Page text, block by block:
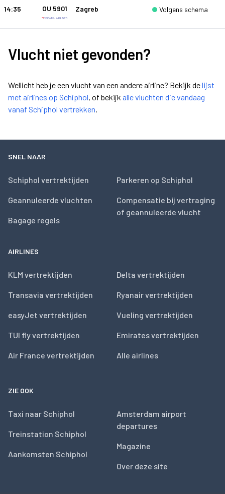
14:35 OU 5901 Zagreb Volgens schema
Vlucht niet gevonden?
Wellicht heb je een vlucht van een andere airline? Bekijk delijst
met airlines op Schiphol, of bekijk alle vluchten die vandaag
vanaf Schiphol vertrekken.
SNEL NAAR
Schiphol vertrektijden
Geannuleerde vluchten
Bagage regels
Parkeren op Schiphol
Compensatie bij vertraging
of geannuleerde vlucht
AIRLINES
KLM vertrektijden
Transavia vertrektijden
easyJet vertrektijden
TUI fly vertrektijden
Air France vertrektijden
Delta vertrektijden
Ryanair vertrektijden
Vueling vertrektijden
Emirates vertrektijden
Alle airlines
ZIE OOK
Taxi naar Schiphol
Treinstation Schiphol
Aankomsten Schiphol
Amsterdam airport
departures
Magazine
Over deze site